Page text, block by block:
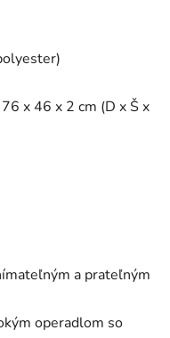
x 46 x 2 cm (D x Š x
a prateľným
operadlom so